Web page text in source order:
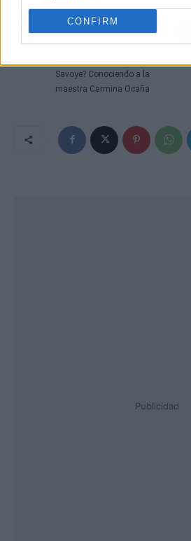
CONFIRM
Artículo anterior
Escuela de Ballet
Savoye? Conociendo a la
maestra Carmina Ocaña
Publicidad